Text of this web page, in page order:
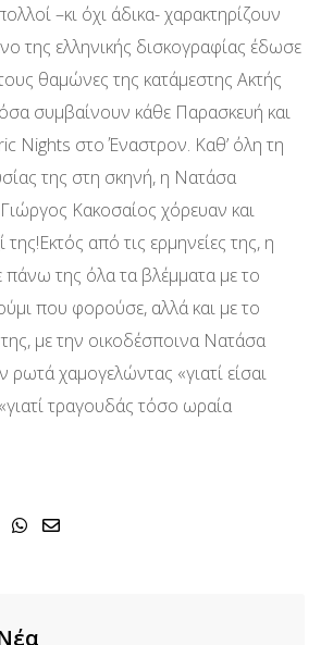
–κι όχι άδικα- χαρακτηρίζουν
της ελληνικής δισκογραφίας έδωσε
θαμώνες της κατάμεστης Ακτής
συμβαίνουν κάθε Παρασκευή και
Nights στο Έναστρον. Καθ’ όλη τη
της στη σκηνή, η Νατάσα
Κακοσαίος χόρευαν και
από τις ερμηνείες της, η
πάνω της όλα τα βλέμματα με το
που φορούσε, αλλά και με το
με την οικοδέσποινα Νατάσα
χαμογελώντας «γιατί είσαι
τραγουδάς τόσο ωραία
LinkedInWhatsapp
Share